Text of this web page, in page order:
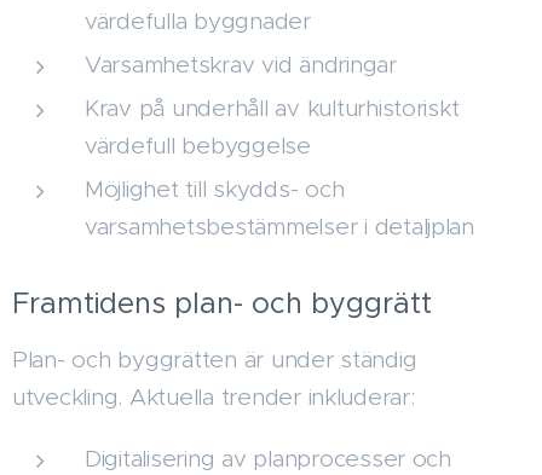
värdefulla byggnader
Varsamhetskrav vid ändringar
Krav på underhåll av kulturhistoriskt
värdefull bebyggelse
Möjlighet till skydds- och
varsamhetsbestämmelser i detaljplan
Framtidens plan- och byggrätt
Plan- och byggrätten är under ständig
utveckling. Aktuella trender inkluderar:
Digitalisering av planprocesser och